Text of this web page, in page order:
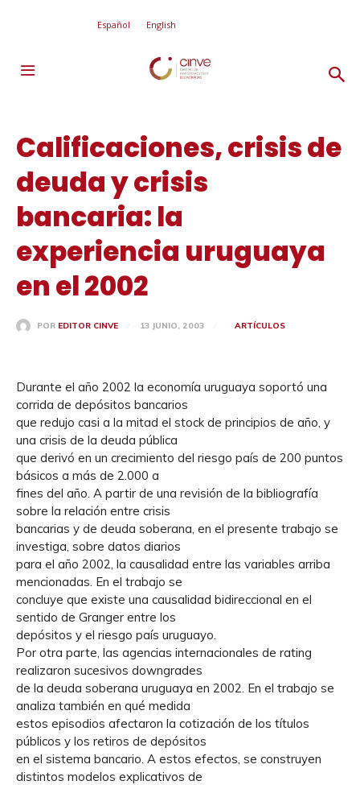
Español English
Calificaciones, crisis de
deuda y crisis
bancaria: la
experiencia uruguaya
en el 2002
POR EDITOR CINVE 13 JUNIO, 2003 ARTÍCULOS
Durante el año 2002 la economía uruguaya soportó una
corrida de depósitos bancarios
que redujo casi a la mitad el stock de principios de año, y
una crisis de la deuda pública
que derivó en un crecimiento del riesgo país de 200 puntos
básicos a más de 2.000 a
fines del año. A partir de una revisión de la bibliografía
sobre la relación entre crisis
bancarias y de deuda soberana, en el presente trabajo se
investiga, sobre datos diarios
para el año 2002, la causalidad entre las variables arriba
mencionadas. En el trabajo se
concluye que existe una causalidad bidireccional en el
sentido de Granger entre los
depósitos y el riesgo país uruguayo.
Por otra parte, las agencias internacionales de rating
realizaron sucesivos downgrades
de la deuda soberana uruguaya en 2002. En el trabajo se
analiza también en qué medida
estos episodios afectaron la cotización de los títulos
públicos y los retiros de depósitos
en el sistema bancario. A estos efectos, se construyen
distintos modelos explicativos de